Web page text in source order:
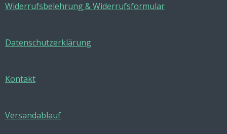
Widerrufsbelehrung & Widerrufsformular
Datenschutzerklärung
Kontakt
Versandablauf